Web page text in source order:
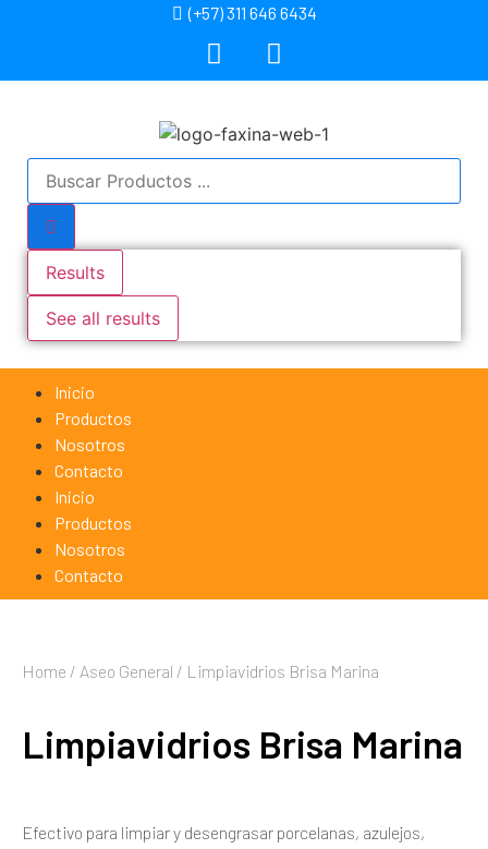
(+57) 311 646 6434
Results
See all results
Inicio
Productos
Nosotros
Contacto
Inicio
Productos
Nosotros
Contacto
Home / Aseo General / Limpiavidrios Brisa Marina
Limpiavidrios Brisa Marina
Efectivo para limpiar y desengrasar porcelanas, azulejos,